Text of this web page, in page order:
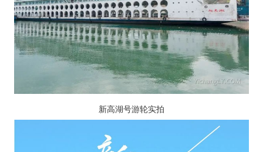
新高湖号游轮实拍